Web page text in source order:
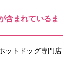
含まれているま
ットドッグ専門店